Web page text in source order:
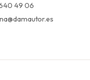
49 06